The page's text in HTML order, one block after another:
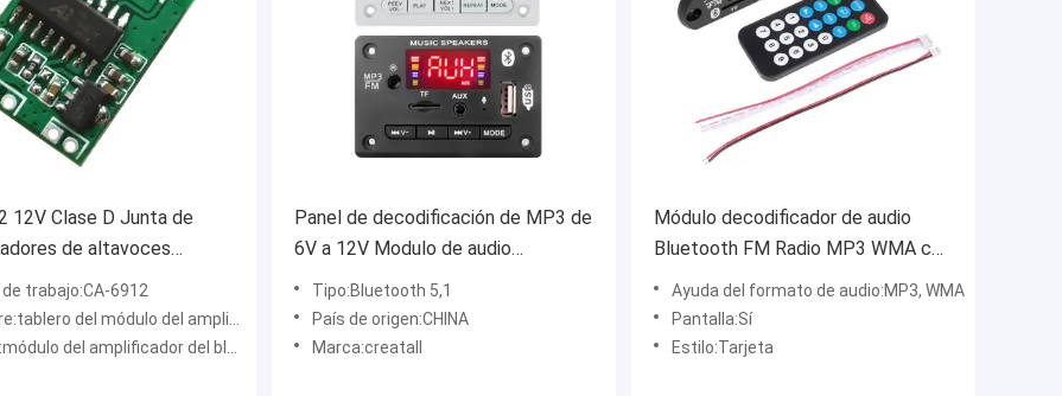
12V Clase D Junta de
de altavoces
Componente de sonido
de audio Bluetooth
trabajo:CA-6912
del módulo del amplificador audio
del amplificador del bluetooth
Panel de decodificación de MP3 de
6V a 12V Modulo de audio
Bluetooth Sistema de receptor
USB inalámbrico para automóviles
Tipo:Bluetooth 5,1
País de origen:CHINA
Marca:creatall
Módulo decodificador de audio
Bluetooth FM Radio MP3 WMA con
control remoto Receptor
inalámbrico
Ayuda del formato de audio:MP3, WMA
Pantalla:Sí
Estilo:Tarjeta